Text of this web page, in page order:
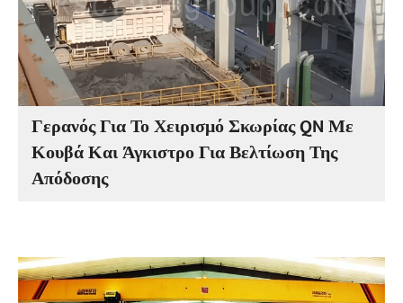
Γερανός Για Το Χειρισμό Σκωρίας QN Με
Κουβά Και Άγκιστρο Για Βελτίωση Της
Απόδοσης